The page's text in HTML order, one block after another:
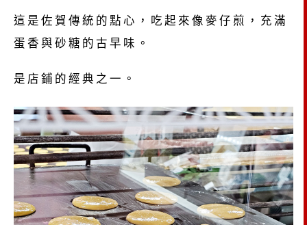
這是佐賀傳統的點心，吃起來像麥仔煎，充滿
蛋香與砂糖的古早味。
是店鋪的經典之一。